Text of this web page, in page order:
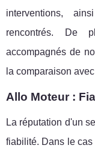
interventions,
rencontrés. De
accompagnés de
la comparaison
Allo Moteur :
La réputation d'un
fiabilité. Dans le